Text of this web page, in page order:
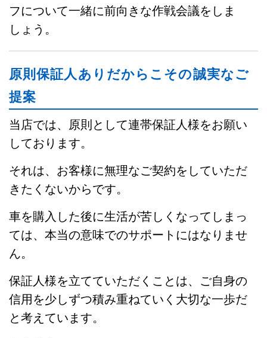
フについて一緒に前向きな作戦会議をしま
しょう。
原則保証人ありだからこその誠実なご
提案
当店では、原則として連帯保証人様をお願い
しております。
それは、お客様に無理なご契約をしていただ
きたくないからです。
車を購入した後に生活が苦しくなってしまっ
ては、本当の意味でのサポートにはなりませ
ん。
保証人様を立てていただくことは、ご自身の
信用を少しずつ積み重ねていく大切な一歩だ
と考えています。